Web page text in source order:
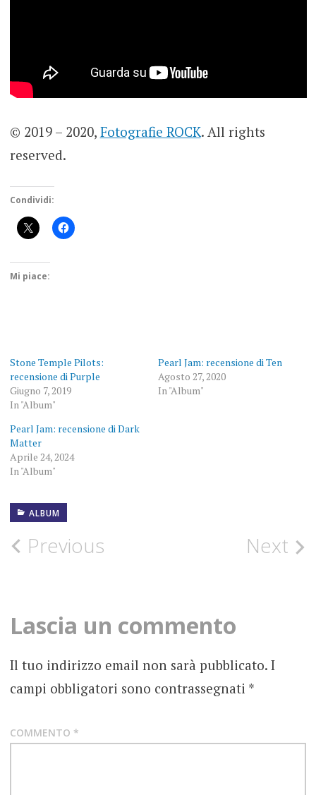
© 2019 – 2020, Fotografie ROCK. All rights
reserved.
Condividi:
Mi piace:
Stone Temple Pilots:
recensione di Purple
Giugno 7, 2019
In "Album"
Pearl Jam: recensione di Ten
Agosto 27, 2020
In "Album"
Pearl Jam: recensione di Dark
Matter
Aprile 24, 2024
In "Album"
ALBUM
22
NOVEMBRE
FOTOGRAFIE
ROCK
GRUNGE
Post
Previous Next
Lascia un commento
Il tuo indirizzo email non sarà pubblicato. I
campi obbligatori sono contrassegnati *
COMMENTO *